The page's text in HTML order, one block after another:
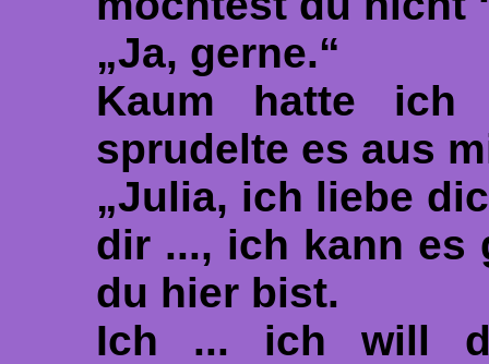
„Ja, gerne.“
Kaum hatte ich
sprudelte es aus
„Julia, ich liebe
dir ..., ich kann es
du hier bist.
Ich ... ich will